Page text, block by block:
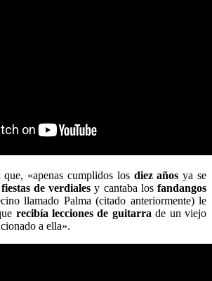
«apenas cumplidos los diez años ya se
fiestas de verdiales y cantaba losfandangos
llamado Palma (citado anteriormente) le
recibía lecciones de guitarra de un viejo
a ella».